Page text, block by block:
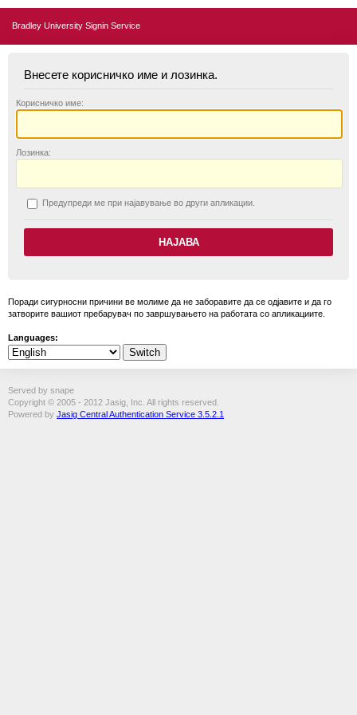
Bradley University Signin Service
Внесете корисничко име и лозинка.
Корисничко име:
Лозинка:
Предупреди ме при најавување во други апликации.
Поради сигурносни причини ве молиме да не заборавите да се одјавите и да го
затворите вашиот пребарувач по завршувањето на работата со апликациите.
Languages:
Served by snape
Copyright © 2005 - 2012 Jasig, Inc. All rights reserved.
Powered by Jasig Central Authentication Service 3.5.2.1